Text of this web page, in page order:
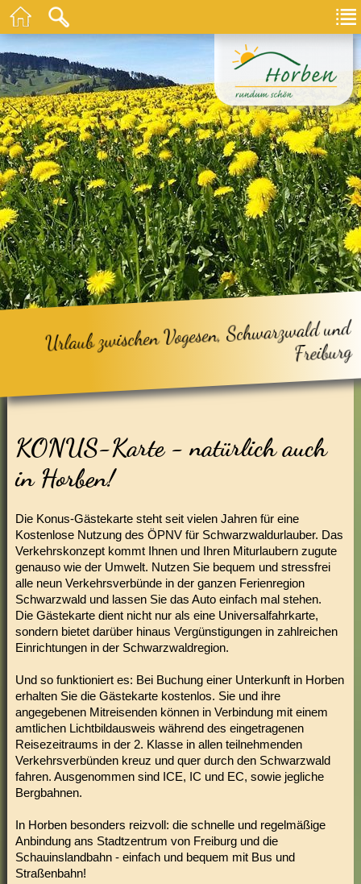
Urlaub zwischen Vogesen, Schwarzwald und
Freiburg
KONUS-Karte - natürlich auch
in Horben!
Die Konus-Gästekarte steht seit vielen Jahren für eine
Kostenlose Nutzung des ÖPNV für Schwarzwaldurlauber. Das
Verkehrskonzept kommt Ihnen und Ihren Miturlaubern zugute
genauso wie der Umwelt. Nutzen Sie bequem und stressfrei
alle neun Verkehrsverbünde in der ganzen Ferienregion
Schwarzwald und lassen Sie das Auto einfach mal stehen.
Die Gästekarte dient nicht nur als eine Universalfahrkarte,
sondern bietet darüber hinaus Vergünstigungen in zahlreichen
Einrichtungen in der Schwarzwaldregion.
Und so funktioniert es: Bei Buchung einer Unterkunft in Horben
erhalten Sie die Gästekarte kostenlos. Sie und ihre
angegebenen Mitreisenden können in Verbindung mit einem
amtlichen Lichtbildausweis während des eingetragenen
Reisezeitraums in der 2. Klasse in allen teilnehmenden
Verkehrsverbünden kreuz und quer durch den Schwarzwald
fahren. Ausgenommen sind ICE, IC und EC, sowie jegliche
Bergbahnen.
In Horben besonders reizvoll: die schnelle und regelmäßige
Anbindung ans Stadtzentrum von Freiburg und die
Schauinslandbahn - einfach und bequem mit Bus und
Straßenbahn!